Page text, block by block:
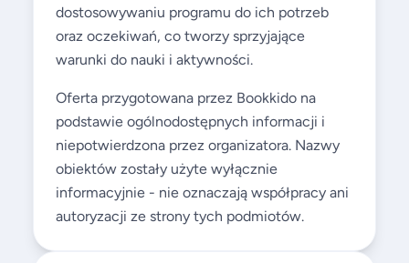
dostosowywaniu programu do ich potrzeb
oraz oczekiwań, co tworzy sprzyjające
warunki do nauki i aktywności.
Oferta przygotowana przez Bookkido na
podstawie ogólnodostępnych informacji i
niepotwierdzona przez organizatora. Nazwy
obiektów zostały użyte wyłącznie
informacyjnie - nie oznaczają współpracy ani
autoryzacji ze strony tych podmiotów.